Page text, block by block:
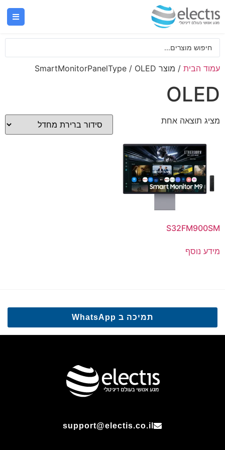
עמוד הבית / מוצר SmartMonitorPanelType / OLED
OLED
מציג תוצאה אחת
S32FM900SM
מידע נוסף
תמיכה ב WhatsApp
support@electis.co.il